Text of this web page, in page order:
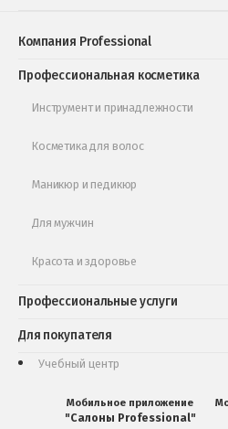
Компания Professional
Профессиональная косметика
Инструмент и принадлежности
Косметика для волос
Маникюр и педикюр
Для мужчин
Красота и здоровье
Профессиональные услуги
Для покупателя
Обучающее видео
Учебный центр
Мобильное приложение
"Салоны Professional"